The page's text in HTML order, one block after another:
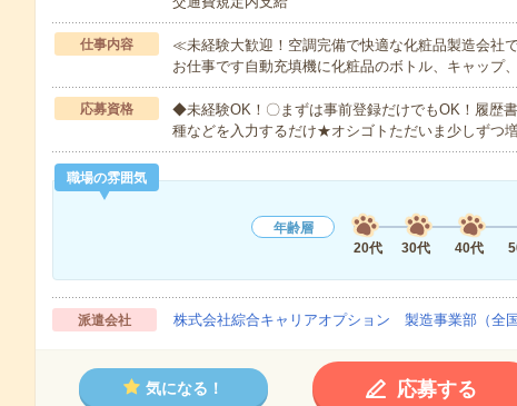
仕事内容
≪未経験大歓迎！空調完備で快適な化粧品製造会社
お仕事です自動充填機に化粧品のボトル、キャップ
応募資格
◆未経験OK！〇まずは事前登録だけでもOK！履歴
種などを入力するだけ★オシゴトただいま少しずつ
職場の雰囲気
年齢層
20代
30代 40代
派遣会社 株式会社綜合キャリアオプション 製造事業部（全国
気になる！ 応募する